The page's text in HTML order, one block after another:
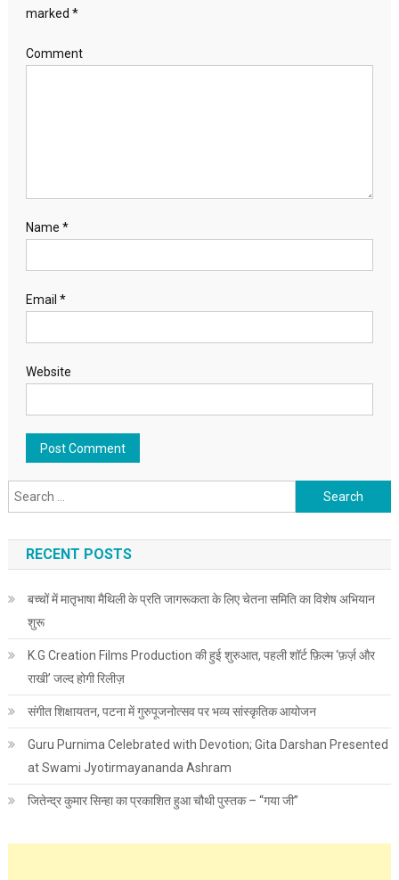
marked *
Comment
Name *
Email *
Website
Search for:
RECENT POSTS
बच्चों में मातृभाषा मैथिली के प्रति जागरूकता के लिए चेतना समिति का विशेष अभियान
शुरू
K.G Creation Films Production की हुई शुरुआत, पहली शॉर्ट फ़िल्म ‘फ़र्ज़ और
राखी’ जल्द होगी रिलीज़
संगीत शिक्षायतन, पटना में गुरुपूजनोत्सव पर भव्य सांस्कृतिक आयोजन
Guru Purnima Celebrated with Devotion; Gita Darshan Presented
at Swami Jyotirmayananda Ashram
जितेन्द्र कुमार सिन्हा का प्रकाशित हुआ चौथी पुस्तक – “गया जी”